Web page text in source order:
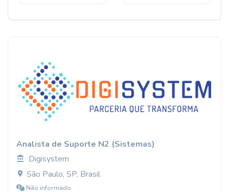
Analista de Suporte N2 (Sistemas)
Digisystem
São Paulo, SP, Brasil
Não informado